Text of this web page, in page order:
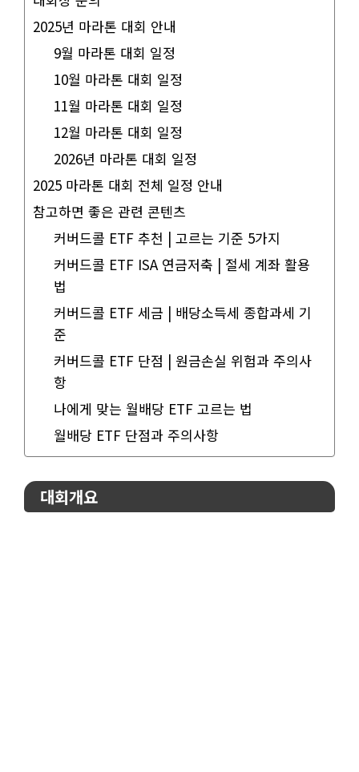
2025년 마라톤 대회 안내
9월 마라톤 대회 일정
10월 마라톤 대회 일정
11월 마라톤 대회 일정
12월 마라톤 대회 일정
2026년 마라톤 대회 일정
2025 마라톤 대회 전체 일정 안내
참고하면 좋은 관련 콘텐츠
커버드콜 ETF 추천 | 고르는 기준 5가지
커버드콜 ETF ISA 연금저축 | 절세 계좌 활용
법
커버드콜 ETF 세금 | 배당소득세 종합과세 기
준
커버드콜 ETF 단점 | 원금손실 위험과 주의사
항
나에게 맞는 월배당 ETF 고르는 법
월배당 ETF 단점과 주의사항
대회개요